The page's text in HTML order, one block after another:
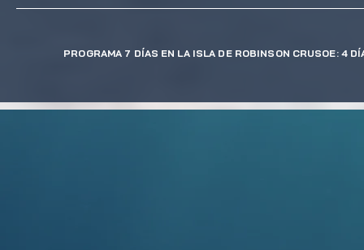
PROGRAMA 7 DÍAS EN LA ISLA DE ROBINSON CRUSOE: 4